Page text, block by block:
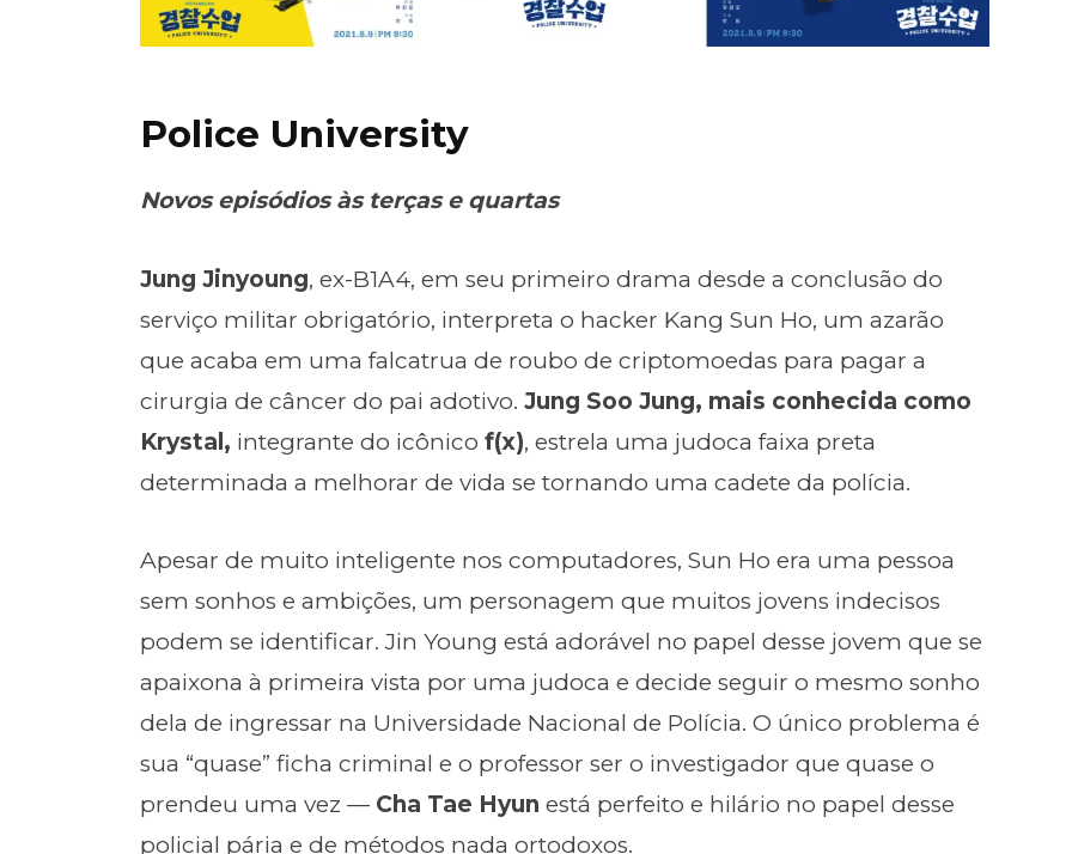
Police University
Novos episódios às terças e quartas
Jung Jinyoung, ex-B1A4, em seu primeiro drama desde a conclusão do
serviço militar obrigatório, interpreta o hacker Kang Sun Ho, um azarão
que acaba em uma falcatrua de roubo de criptomoedas para pagar a
cirurgia de câncer do pai adotivo. Jung Soo Jung, mais conhecida como
Krystal, integrante do icônico f(x), estrela uma judoca faixa preta
determinada a melhorar de vida se tornando uma cadete da polícia.
Apesar de muito inteligente nos computadores, Sun Ho era uma pessoa
sem sonhos e ambições, um personagem que muitos jovens indecisos
podem se identificar. Jin Young está adorável no papel desse jovem que se
apaixona à primeira vista por uma judoca e decide seguir o mesmo sonho
dela de ingressar na Universidade Nacional de Polícia. O único problema é
sua “quase” ficha criminal e o professor ser o investigador que quase o
prendeu uma vez — Cha Tae Hyun está perfeito e hilário no papel desse
policial pária e de métodos nada ortodoxos.